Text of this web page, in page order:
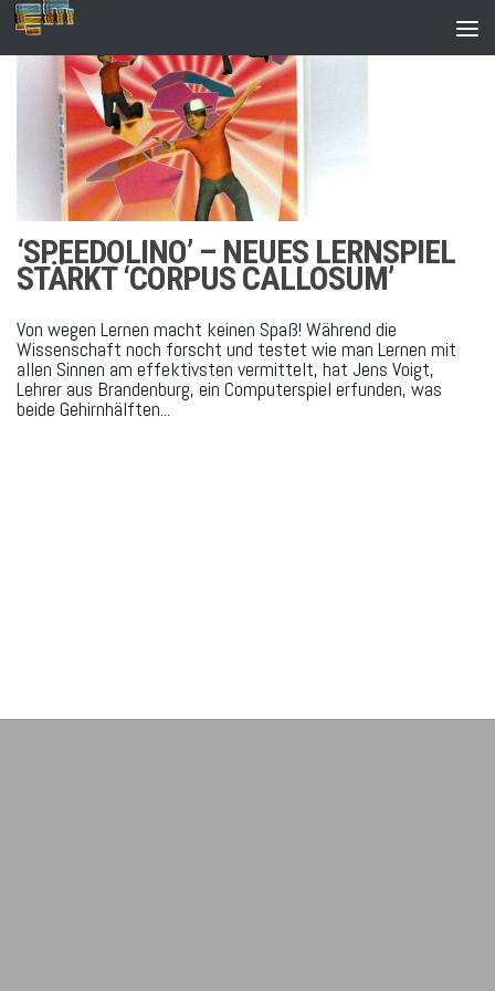
Zum Inhalt springen
‘SPEEDOLINO’ – NEUES LERNSPIEL
STÄRKT ‘CORPUS CALLOSUM’
Von wegen Lernen macht keinen Spaß! Während die
Wissenschaft noch forscht und testet wie man Lernen mit
allen Sinnen am effektivsten vermittelt, hat Jens Voigt,
Lehrer aus Brandenburg, ein Computerspiel erfunden, was
beide Gehirnhälften...